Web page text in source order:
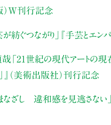
）W刊行記念
が紡ぐつながり」 『手芸とエン
哉 「21世紀の現代アートの現
』（美術出版社）刊行記念
なざし 違和感を見逃さない」